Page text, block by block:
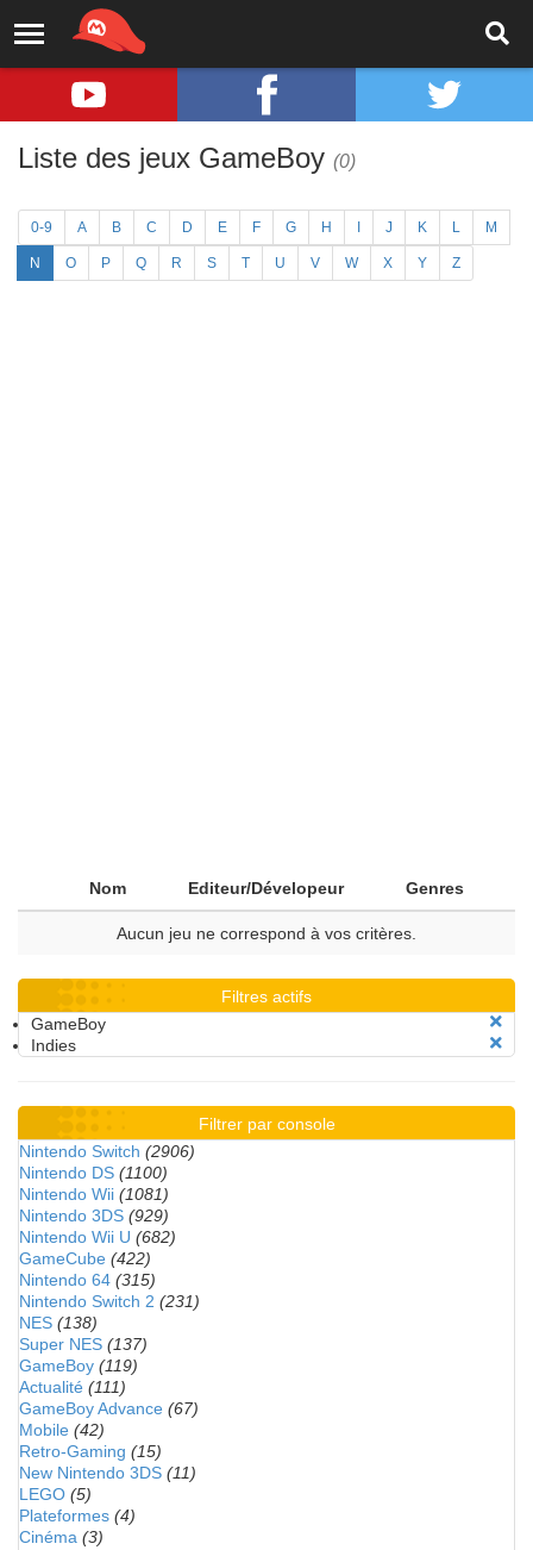
Liste des jeux GameBoy (0)
0-9 A B C D E F G H J K L M
N O P Q R S T U V W X Y Z
Nom Editeur/Dévelopeur Genres
Aucun jeu ne correspond à vos critères.
Filtres actifs
GameBoy
Indies
Filtrer par console
Nintendo Switch (2906)
Nintendo DS (1100)
Nintendo Wii (1081)
Nintendo 3DS (929)
Nintendo Wii U (682)
GameCube (422)
Nintendo 64 (315)
Nintendo Switch 2 (231)
NES (138)
Super NES (137)
GameBoy (119)
Actualité (111)
GameBoy Advance (67)
Mobile (42)
Retro-Gaming (15)
New Nintendo 3DS (11)
LEGO (5)
Plateformes (4)
Cinéma (3)